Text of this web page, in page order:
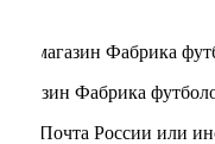
магазин Фабрика
Фабрика
Почта России или